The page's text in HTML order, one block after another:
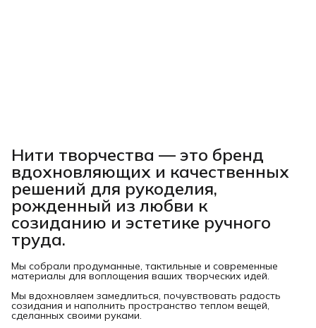
Нити творчества — это бренд
вдохновляющих и качественных
решений для рукоделия,
рожденный из любви к
созиданию и эстетике ручного
труда.
Мы собрали продуманные, тактильные и современные
материалы для воплощения ваших творческих идей.
Мы вдохновляем замедлиться, почувствовать радость
созидания и наполнить пространство теплом вещей,
сделанных своими руками.